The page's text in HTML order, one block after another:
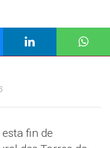
fin de